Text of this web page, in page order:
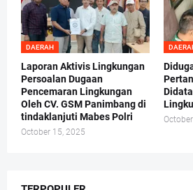
DAERAH
Laporan Aktivis Lingkungan
Persoalan Dugaan
Pencemaran Lingkungan
Oleh CV. GSM Panimbang di
tindaklanjuti Mabes Polri
October 15, 2025